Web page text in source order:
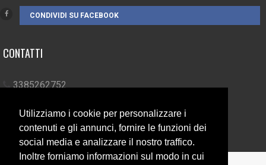
Utilizziamo i cookie per personalizzare i
contenuti e gli annunci, fornire le funzioni dei
social media e analizzare il nostro traffico.
Inoltre forniamo informazioni sul modo in cui
CONDIVIDI SU FACEBOOK
CONTATTI
3385262752